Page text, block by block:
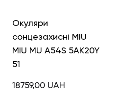
Окуляри
сонцезахисні MIU
MIU MU A54S 5AK20Y
51
18759,00 UAH